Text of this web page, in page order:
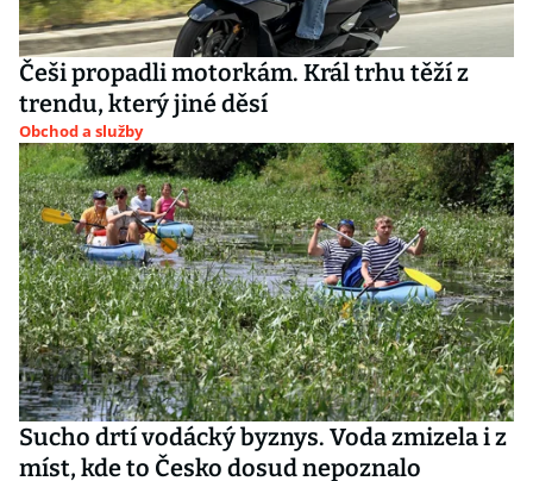
Češi propadli motorkám. Král trhu těží z
trendu, který jiné děsí
Obchod a služby
Sucho drtí vodácký byznys. Voda zmizela i z
míst, kde to Česko dosud nepoznalo